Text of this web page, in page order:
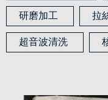
研磨加工 拉
超音波清洗